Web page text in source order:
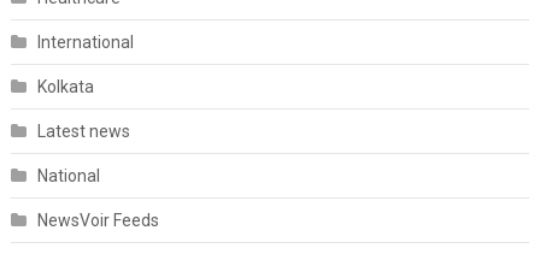
International
Kolkata
Latest news
National
NewsVoir Feeds